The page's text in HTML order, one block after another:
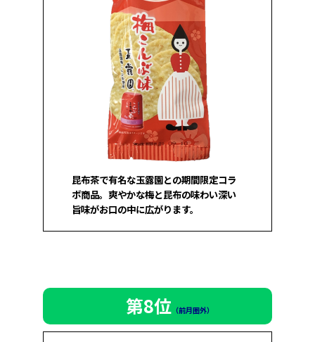
昆布茶で有名な玉露園との期間限定コラ
ボ商品。爽やかな梅と昆布の味わい深い
旨味がお口の中に広がります。
第8位（前月圏外）